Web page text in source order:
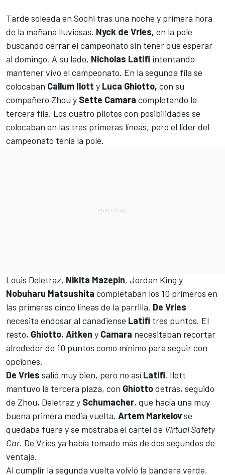
Tarde soleada en Sochi tras una noche y primera hora
de la mañana lluviosas. Nyck de Vries, en la pole
buscando cerrar el campeonato sin tener que esperar
al domingo. A su lado, Nicholas Latifi intentando
mantener vivo el campeonato. En la segunda fila se
colocaban Callum Ilott y Luca Ghiotto, con su
compañero Zhou y Sette Camara completando la
tercera fila. Los cuatro pilotos con posibilidades se
colocaban en las tres primeras líneas, pero el líder del
campeonato tenía la pole.
Louis Deletraz, Nikita Mazepin, Jordan King y
Nobuharu Matsushita completaban los 10 primeros en
las primeras cinco líneas de la parrilla. De Vries
necesita endosar al canadiense Latifi tres puntos. El
resto, Ghiotto, Aitken y Camara necesitaban recortar
alrededor de 10 puntos como mínimo para seguir con
opciones.
De Vries salió muy bien, pero no así Latifi. Ilott
mantuvo la tercera plaza, con Ghiottodetrás, seguido
de Zhou, Deletraz y Schumacher, que hacía una muy
buena primera media vuelta. Artem Markelovse
quedaba fuera y se mostraba el cartel de Virtual Safety
Car. De Vries ya había tomado más de dos segundos de
ventaja.
Al cumplir la segunda vuelta volvió la bandera verde.